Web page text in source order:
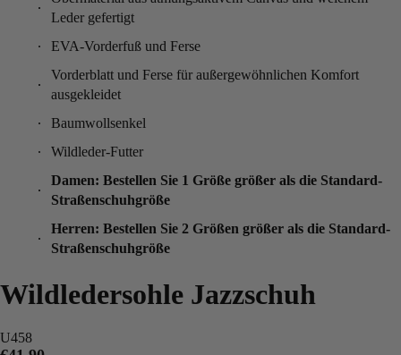
Leder gefertigt
EVA-Vorderfuß und Ferse
Vorderblatt und Ferse für außergewöhnlichen Komfort
ausgekleidet
Baumwollsenkel
Wildleder-Futter
Damen: Bestellen Sie 1 Größe größer als die Standard-
Straßenschuhgröße
Herren: Bestellen Sie 2 Größen größer als die Standard-
Straßenschuhgröße
Wildledersohle Jazzschuh
U458